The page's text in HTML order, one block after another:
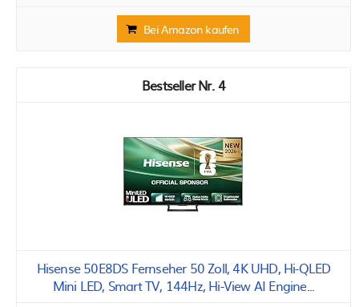
Bei Amazon kaufen
4
Hisense 50E8DS Fernseher 50 Zoll, 4K UHD, Hi-QLED
Mini LED, Smart TV, 144Hz, Hi-View AI Engine...